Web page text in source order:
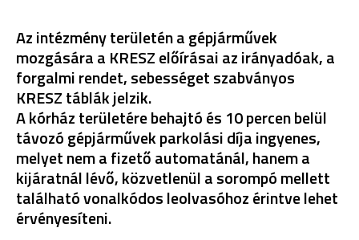
Az intézmény területén a gépjárművek
mozgására a KRESZ előírásai az irányadóak, a
forgalmi rendet, sebességet szabványos
KRESZ táblák jelzik.
A kórház területére behajtó és 10 percen belül
távozó gépjárművek parkolási díja ingyenes,
melyet nem a fizető automatánál, hanem a
kijáratnál lévő, közvetlenül a sorompó mellett
található vonalkódos leolvasóhoz érintve lehet
érvényesíteni.